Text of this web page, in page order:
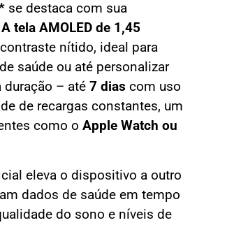
se destaca com sua
A tela AMOLED de 1,45
nítido, ideal para
saúde ou até personalizar
duração – até7 dias com uso
de recargas constantes, um
como oApple Watch ou
eleva o dispositivo a outro
dados de saúde em tempo
do sono e níveis de